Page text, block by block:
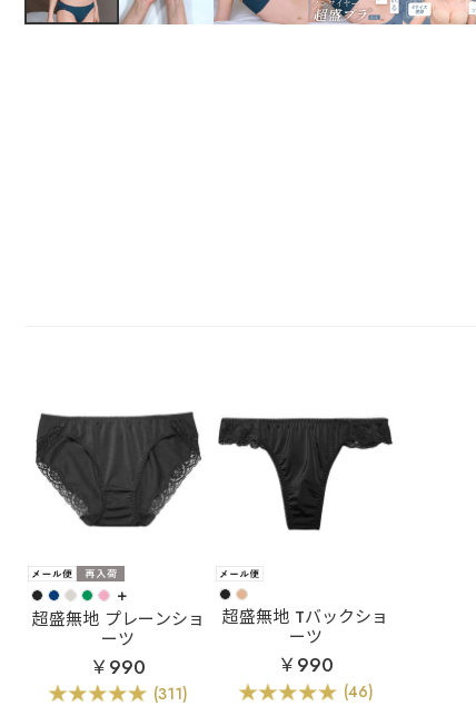
+
超盛無地 プレーンショ
ーツ
￥990
(311)
超盛無地 Tバックショ
ーツ
￥990
(46)